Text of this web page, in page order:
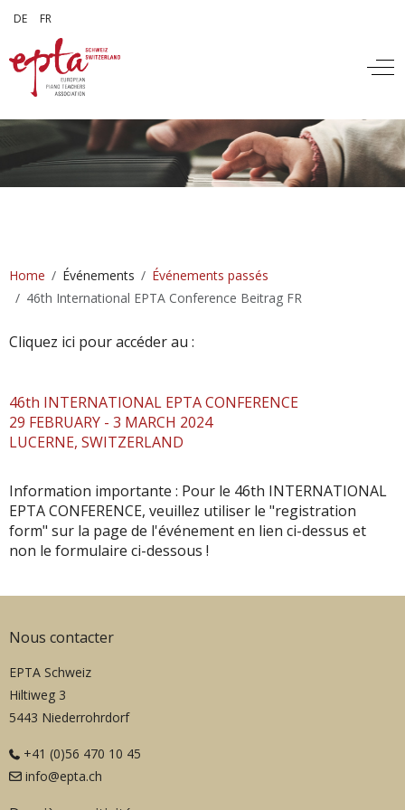
Sélectionnez votre langue
DE FR
Off-
Home Événements
Événements passés
46th International EPTA Conference Beitrag FR
Cliquez ici pour accéder au :
46th INTERNATIONAL EPTA CONFERENCE
29 FEBRUARY - 3 MARCH 2024
LUCERNE, SWITZERLAND
Information importante : Pour le 46th INTERNATIONAL
EPTA CONFERENCE, veuillez utiliser le "registration
form" sur la page de l'événement en lien ci-dessus et
non le formulaire ci-dessous !
Nous contacter
EPTA Schweiz
Hiltiweg 3
5443 Niederrohrdorf
+41 (0)56 470 10 45
info@epta.ch